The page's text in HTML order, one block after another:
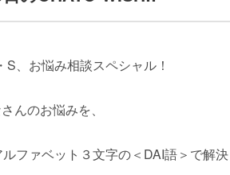
S、お悩み相談スペシャル！
んのお悩みを、
ファベット３文字の＜DAI語＞で解